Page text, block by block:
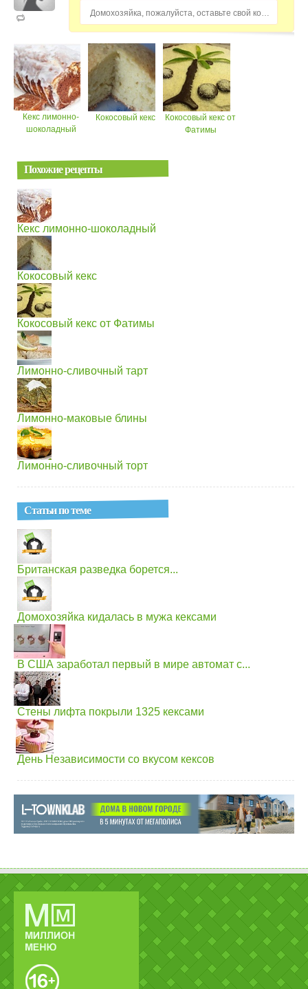
Домохозяйка, пожалуйста, оставьте свой комментарий...
Кекс лимонно-
шоколадный
Кокосовый кекс
Кокосовый кекс от
Фатимы
Похожие рецепты
Кекс лимонно-шоколадный
Кокосовый кекс
Кокосовый кекс от Фатимы
Лимонно-сливочный тарт
Лимонно-маковые блины
Лимонно-сливочный торт
Статьи по теме
Британская разведка борется...
Домохозяйка кидалась в мужа кексами
В США заработал первый в мире автомат с...
Стены лифта покрыли 1325 кексами
День Независимости со вкусом кексов